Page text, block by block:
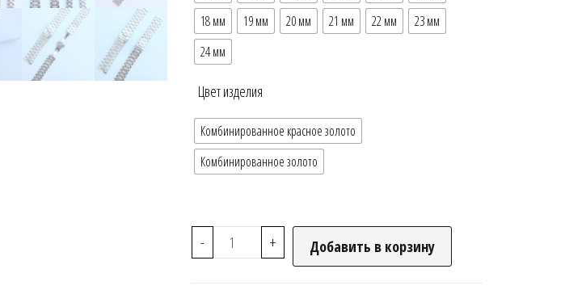
18 мм
19 мм 20 мм 21 мм 22 мм
23 мм
24 мм
Цвет изделия
Комбинированное красное золото
Комбинированное золото
- + Добавить в корзину